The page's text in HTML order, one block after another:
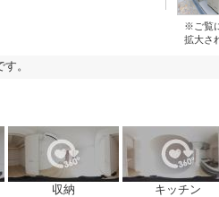
※ご覧
拡大さ
。
収納 キッチン